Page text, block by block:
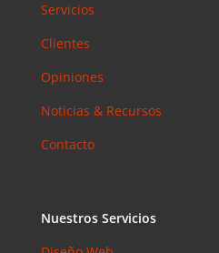
Servicios
Clientes
Opiniones
Noticias & Recursos
Contacto
Nuestros Servicios